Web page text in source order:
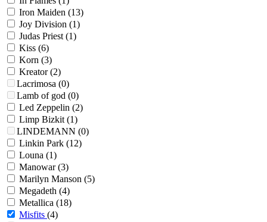
Iron Maiden (13)
Joy Division (1)
Judas Priest(1)
Kiss (6)
Korn (3)
Kreator(2)
Lacrimosa (0)
Lamb of god (0)
Led Zeppelin (2)
Limp Bizkit(1)
LINDEMANN (0)
Linkin Park (12)
Louna (1)
Manowar(3)
Marilyn Manson (5)
Megadeth (4)
Metallica (18)
Misfits (4)